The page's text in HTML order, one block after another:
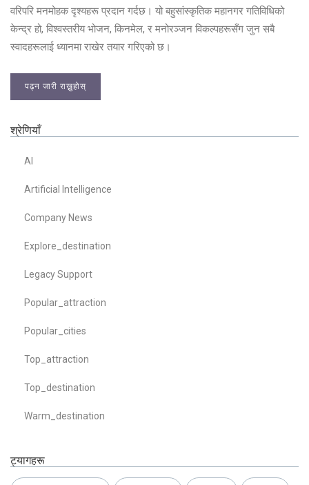
वरिपरि मनमोहक दृश्यहरू प्रदान गर्दछ। यो बहुसांस्कृतिक महानगर गतिविधिको
केन्द्र हो, विश्वस्तरीय भोजन, किनमेल, र मनोरञ्जन विकल्पहरूसँग जुन सबै
स्वादहरूलाई ध्यानमा राखेर तयार गरिएको छ।
पढ्न जारी राख्नुहोस्
श्रेणियाँ
AI
Artificial Intelligence
Company News
Explore_destination
Legacy Support
Popular_attraction
Popular_cities
Top_attraction
Top_destination
Warm_destination
ट्यागहरू